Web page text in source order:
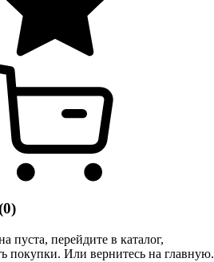
пуста, перейдите в каталог,
покупки. Или вернитесь на главную.